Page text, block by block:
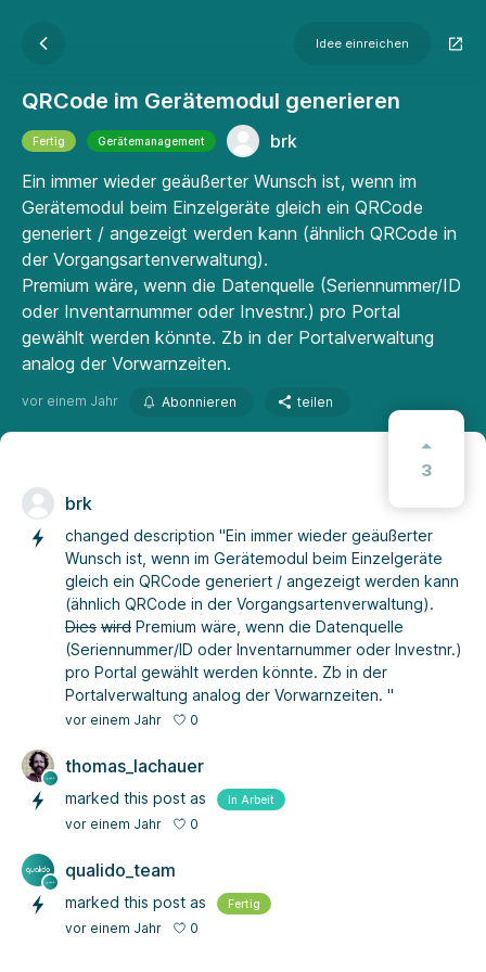
Idee einreichen
QRCode im Gerätemodul generieren
Fertig Gerätemanagement
brk
Ein immer wieder geäußerter Wunsch ist, wenn im
Gerätemodul beim Einzelgeräte gleich ein QRCode
generiert / angezeigt werden kann (ähnlich QRCode in
der Vorgangsartenverwaltung).
Premium wäre, wenn die Datenquelle (Seriennummer/ID
oder Inventarnummer oder Investnr.) pro Portal
gewählt werden könnte. Zb in der Portalverwaltung
analog der Vorwarnzeiten.
vor einem Jahr Abonnieren teilen
3
brk
changed description "Ein immer wieder geäußerter
Wunsch ist, wenn im Gerätemodul beim Einzelgeräte
gleich ein QRCode generiert / angezeigt werden kann
(ähnlich QRCode in der Vorgangsartenverwaltung).
Dies wird Premium wäre, wenn die Datenquelle
(Seriennummer/ID oder Inventarnummer oder Investnr.)
pro Portal gewählt werden könnte. Zb in der
Portalverwaltung analog der Vorwarnzeiten. "
vor einem Jahr 0
thomas_lachauer
marked this post as In Arbeit
vor einem Jahr 0
qualido_team
marked this post as Fertig
vor einem Jahr 0